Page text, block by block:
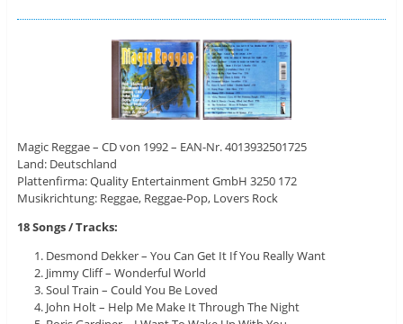
Magic Reggae – CD von 1992 – EAN-Nr. 4013932501725
Land: Deutschland
Plattenfirma: Quality Entertainment GmbH 3250 172
Musikrichtung: Reggae, Reggae-Pop, Lovers Rock
18 Songs / Tracks:
Desmond Dekker – You Can Get It If You Really Want
Jimmy Cliff – Wonderful World
Soul Train – Could You Be Loved
John Holt – Help Me Make It Through The Night